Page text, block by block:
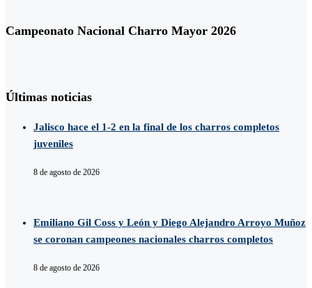
Campeonato Nacional Charro Mayor 2026
Últimas noticias
Jalisco hace el 1-2 en la final de los charros completos
juveniles
8 de agosto de 2026
Emiliano Gil Coss y León y Diego Alejandro Arroyo Muñoz
se coronan campeones nacionales charros completos
8 de agosto de 2026